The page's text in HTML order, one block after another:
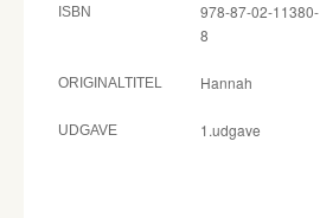
ISBN
978-87-02-11380-
8
ORIGINALTITEL Hannah
UDGAVE 1.udgave